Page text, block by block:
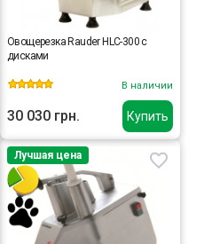
Купить
Овощерезка Rauder HLC-300 с
дисками
В наличии
30 030 грн.
Лучшая цена